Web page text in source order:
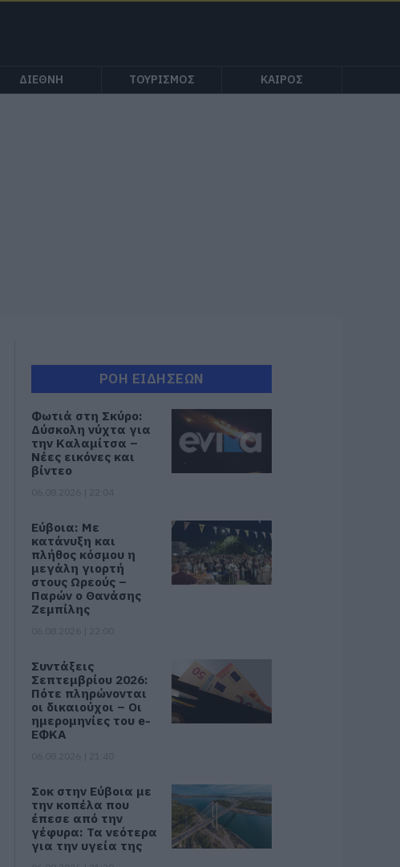
ΔΙΕΘΝΗ ΤΟΥΡΙΣΜΟΣ ΚΑΙΡΟΣ
ΡΟΗ ΕΙΔΗΣΕΩΝ
Φωτιά στη Σκύρο:
Δύσκολη νύχτα για
την Καλαμίτσα –
Νέες εικόνες και
βίντεο
Εύβοια: Με
κατάνυξη και
πλήθος κόσμου η
μεγάλη γιορτή
στους Ωρεούς –
Παρών ο Θανάσης
Ζεμπίλης
Συντάξεις
Σεπτεμβρίου 2026:
Πότε πληρώνονται
οι δικαιούχοι – Οι
ημερομηνίες του e-
ΕΦΚΑ
Σοκ στην Εύβοια με
την κοπέλα που
έπεσε από την
γέφυρα: Τα νεότερα
για την υγεία της